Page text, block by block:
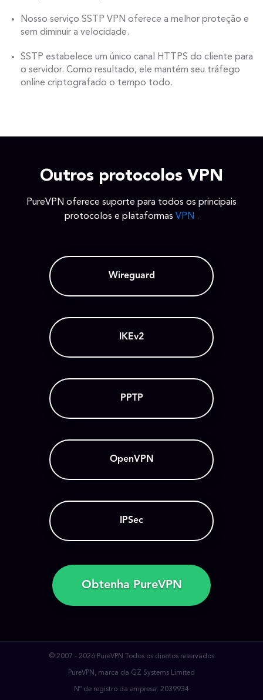
Nosso serviço SSTP VPN oferece a melhor proteção e
sem diminuir a velocidade.
SSTP estabelece um único canal HTTPS do cliente para
o servidor. Como resultado, ele mantém seu tráfego
online criptografado o tempo todo.
Outros protocolos VPN
PureVPN oferece suporte para todos os principais
protocolos e plataformas VPN .
Wireguard
IKEv2
PPTP
OpenVPN
IPSec
Obtenha PureVPN
© 2007 - 2026 PureVPN Todos os direitos reservados
PureVPN, marca da GZ Systems Limited
Nº de registro da empresa: 2039934